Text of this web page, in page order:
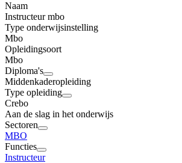
Naam
Instructeur mbo
Type onderwijsinstelling
Mbo
Opleidingsoort
Mbo
Diploma's
Middenkaderopleiding
Type opleiding
Crebo
Aan de slag in het onderwijs
Sectoren
MBO
Functies
Instructeur